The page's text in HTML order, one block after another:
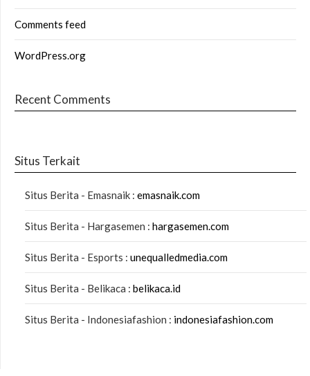
Comments feed
WordPress.org
Recent Comments
Situs Terkait
Situs Berita - Emasnaik : emasnaik.com
Situs Berita - Hargasemen : hargasemen.com
Situs Berita - Esports : unequalledmedia.com
Situs Berita - Belikaca : belikaca.id
Situs Berita - Indonesiafashion : indonesiafashion.com